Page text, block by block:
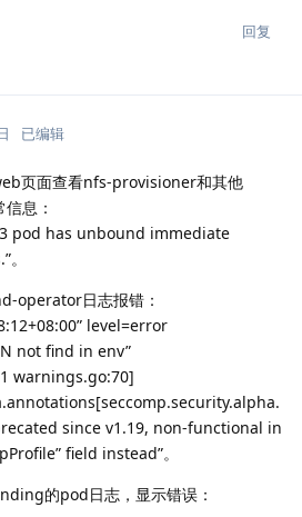
回复
已编辑
页面查看nfs-provisioner和其他
息：
pod has unbound immediate
operator日志报错：
level=error
not find in env”
warnings.go:70]
since v1.19, non-functional in
field instead”。
的pod日志，显示错误：